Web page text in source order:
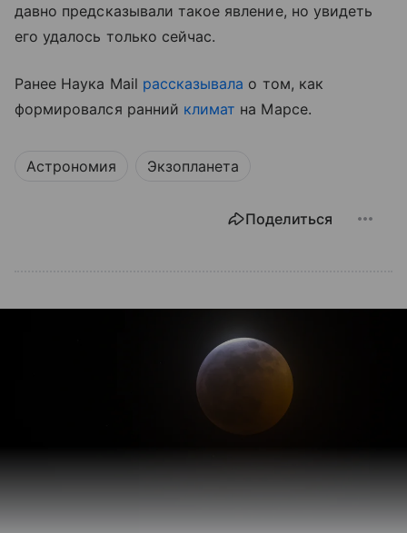
давно предсказывали такое явление, но увидеть
его удалось только сейчас.
Ранее Наука Mail рассказывала о том, как
формировался ранний климат на Марсе.
Астрономия Экзопланета
Поделиться